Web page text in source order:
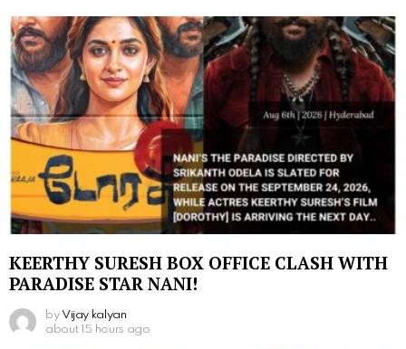
KEERTHY SURESH BOX OFFICE CLASH WITH
PARADISE STAR NANI!
by Vijay kalyan
about 15 hours ago